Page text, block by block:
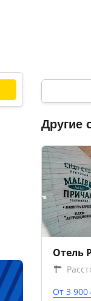
Другие
Отель
От 3 900